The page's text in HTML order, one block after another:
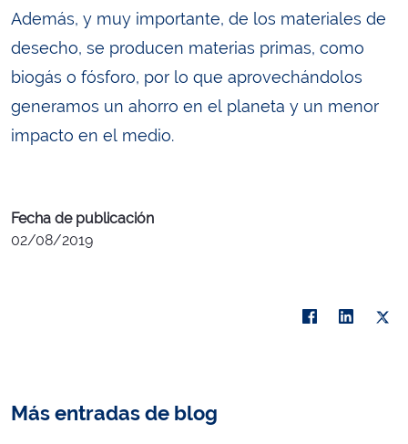
Además, y muy importante, de los materiales de
desecho, se producen materias primas, como
biogás o fósforo, por lo que aprovechándolos
generamos un ahorro en el planeta y un menor
impacto en el medio.
Fecha de publicación
02/08/2019
Más entradas de blog